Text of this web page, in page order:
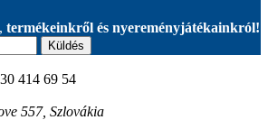
termékeinkről és nyereményjátékainkról!
Küldés
414 69 54
557, Szlovákia